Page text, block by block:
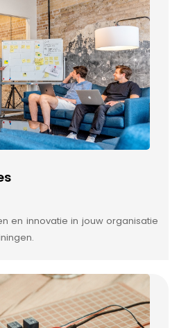
en innovatie in jouw organisatie